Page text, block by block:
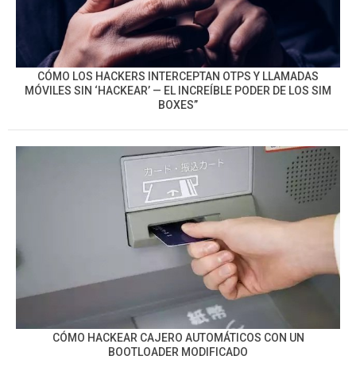
CÓMO LOS HACKERS INTERCEPTAN OTPS Y LLAMADAS
MÓVILES SIN ‘HACKEAR’ — EL INCREÍBLE PODER DE LOS SIM
BOXES”
CÓMO HACKEAR CAJERO AUTOMÁTICOS CON UN
BOOTLOADER MODIFICADO